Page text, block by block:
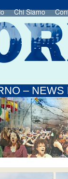
Chi Siamo
–